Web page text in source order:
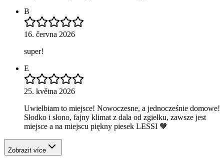
B
16. června 2026
super!
E
25. května 2026
Uwielbiam to miejsce! Nowoczesne, a jednocześnie domowe!
Słodko i słono, fajny klimat z dala od zgiełku, zawsze jest
miejsce a na miejscu piękny piesek LESSI 🧡
Zobrazit více